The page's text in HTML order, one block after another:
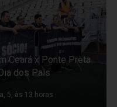
Ceará x Ponte Preta
dos Pais
5, às 13 horas